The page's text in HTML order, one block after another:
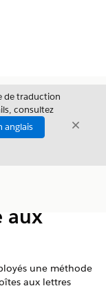
de traduction
consultez
anglais
Fermer
aux
une méthode
aux lettres